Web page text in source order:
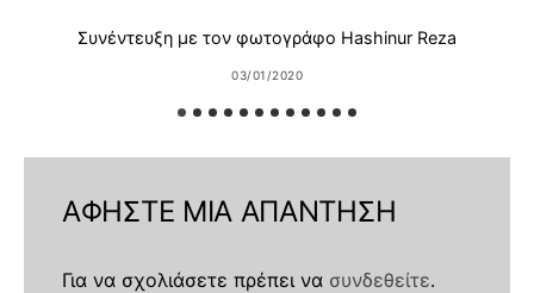
Συνέντευξη με τον φωτογράφο Hashinur Reza
03/01/2020
ΑΦΉΣΤΕ ΜΙΑ ΑΠΆΝΤΗΣΗ
Για να σχολιάσετε πρέπει να συνδεθείτε.